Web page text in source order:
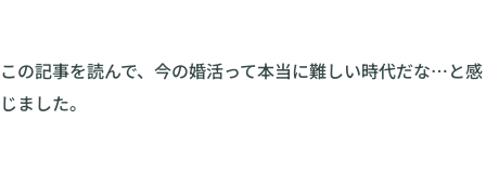
この記事を読んで、今の婚活って本当に難しい時代だな…と感
じました。